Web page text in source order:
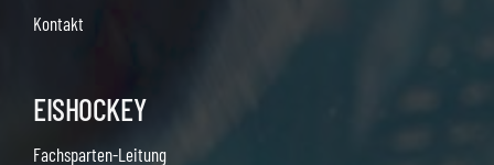
Kontakt
EISHOCKEY
Fachsparten-Leitung